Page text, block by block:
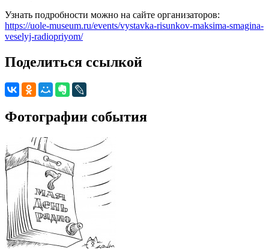
Узнать подробности можно на сайте организаторов:
https://uole-museum.ru/events/vystavka-risunkov-maksima-smagina-
veselyj-radiopriyom/
Поделиться ссылкой
Фотографии события